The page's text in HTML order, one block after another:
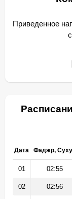
Приведенное
Дата Фаджр,
01 02:55
02 02:56